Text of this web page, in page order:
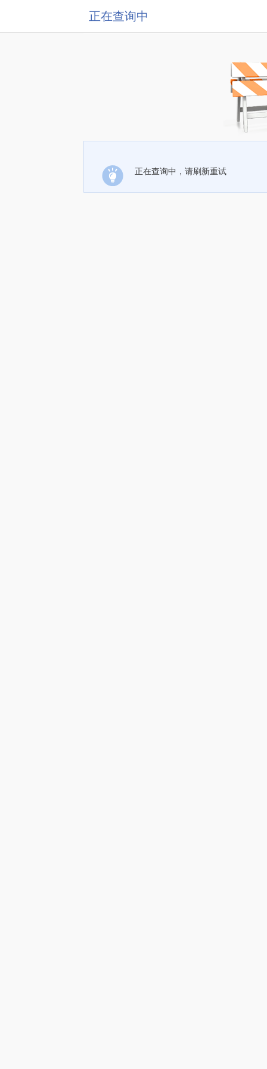
正在查询中
正在查询中，请刷新重试